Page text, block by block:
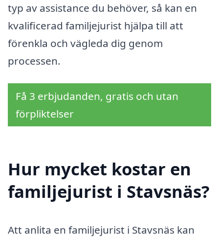
typ av assistance du behöver, så kan en
kvalificerad familjejurist hjälpa till att
förenkla och vägleda dig genom
processen.
Få 3 erbjudanden, gratis och utan
förpliktelser
Hur mycket kostar en
familjejurist i Stavsnäs?
Att anlita en familjejurist i Stavsnäs kan